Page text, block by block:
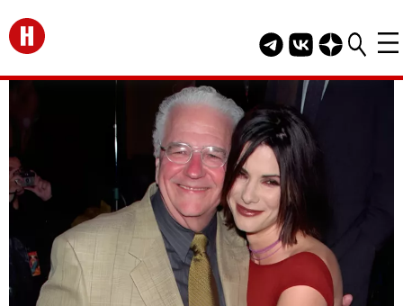
Перейти на главную
Telegram канал
Группа HELLO
Канал